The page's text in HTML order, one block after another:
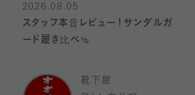
2026.08.05
スタッフ本音レビュー！サンダルガ
ード履き比べ🩴
靴下屋